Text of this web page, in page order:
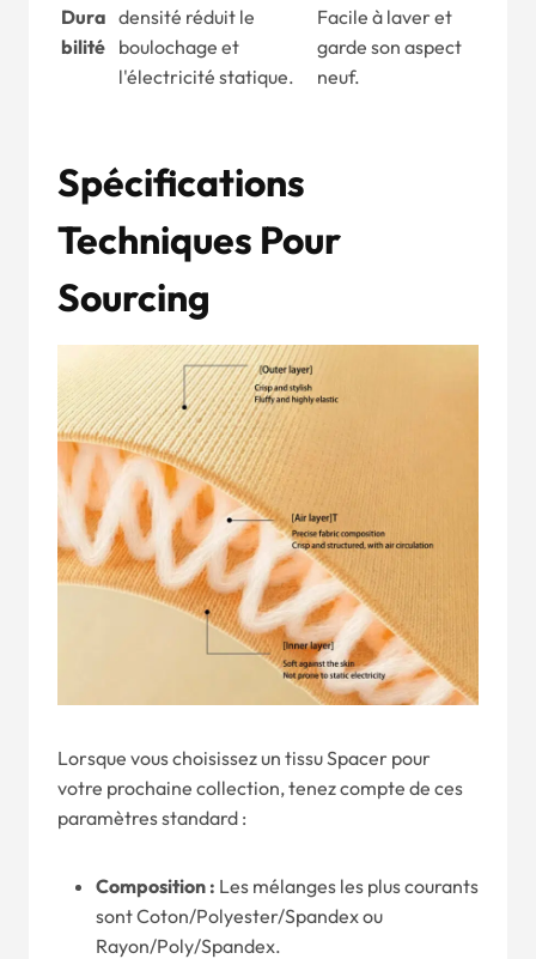
Dura
bilité
densité réduit le
boulochage et
l'électricité statique.
Facile à laver et
garde son aspect
neuf.
Spécifications
Techniques Pour
Sourcing
Lorsque vous choisissez un tissu Spacer pour
votre prochaine collection, tenez compte de ces
paramètres standard :
Composition : Les mélanges les plus courants
sont Coton/Polyester/Spandex ou
Rayon/Poly/Spandex.